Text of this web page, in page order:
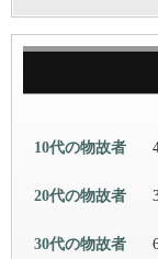
10代の物故者
20代の物故者
30代の物故者